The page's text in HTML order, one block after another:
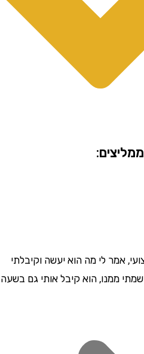
לי מה הוא יעשה וקיבלתי
הוא קיבל אותי גם בשעה